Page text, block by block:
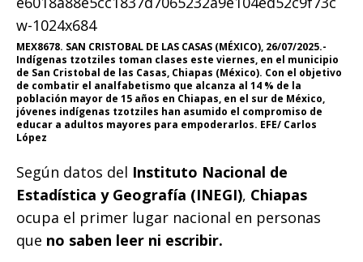
MEX8678. SAN CRISTOBAL DE LAS CASAS (MÉXICO), 26/07/2025.-
Indígenas tzotziles toman clases este viernes, en el municipio
de San Cristobal de las Casas, Chiapas (México). Con el objetivo
de combatir el analfabetismo que alcanza al 14 % de la
población mayor de 15 años en Chiapas, en el sur de México,
jóvenes indígenas tzotziles han asumido el compromiso de
educar a adultos mayores para empoderarlos. EFE/ Carlos
López
Según datos del Instituto Nacional de
Estadística y Geografía (INEGI), Chiapas
ocupa el primer lugar nacional en personas
que no saben leer ni escribir.